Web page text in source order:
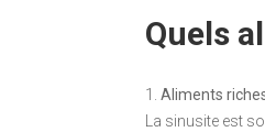
Quels
1. Aliments
La sinusite est